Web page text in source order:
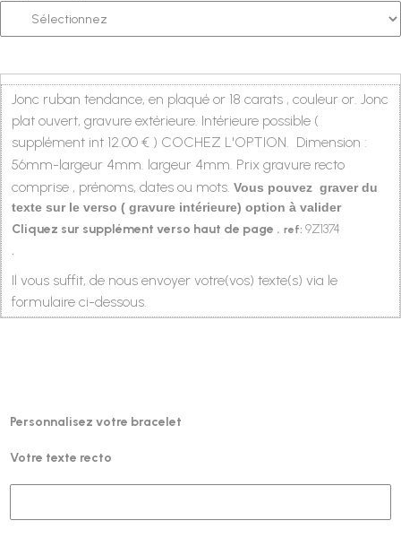
Jonc ruban tendance, en plaqué or 18 carats , couleur or. Jonc
plat ouvert, gravure extérieure. Intérieure possible (
supplément int 12.00 € ) COCHEZ L'OPTION. Dimension :
56mm-largeur 4mm. largeur 4mm Prix gravure recto
comprise , prénoms, dates ou mots.Vous pouvez graver du
texte sur le verso ( gravure intérieure) option à valider
Cliquez sur supplément verso haut de page . ref:9Z1374
.
Il vous suffit, de nous envoyer votre(vos) texte(s) via le
formulaire ci-dessous.
Personnalisez votre bracelet
Votre texte recto